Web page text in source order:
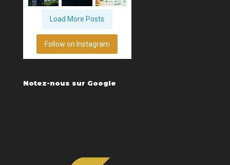
Load More Posts
Follow on Instagram
Notez-nous sur Google